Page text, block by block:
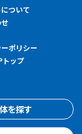
ついて
ポリシー
トップ
を探す